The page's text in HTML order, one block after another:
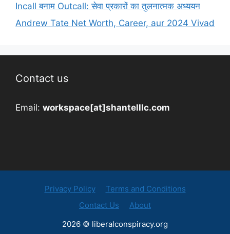
Incall बनाम Outcall: सेवा प्रकारों का तुलनात्मक अध्ययन
Andrew Tate Net Worth, Career, aur 2024 Vivad
Contact us
Email: workspace[at]shantelllc.com
Privacy Policy
Terms and Conditions
Contact Us
About
2026 © liberalconspiracy.org